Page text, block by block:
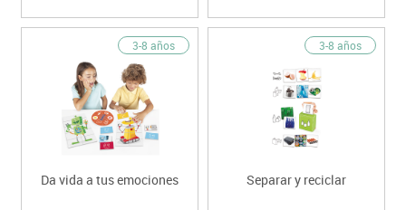
3-8 años
Da vida a tus emociones
3-8 años
Separar y reciclar